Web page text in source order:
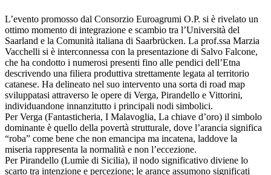
L’evento promosso dal Consorzio Euroagrumi O.P. si è rivelato un
ottimo momento di integrazione e scambio tra l’Università del
Saarland e la Comunità italiana di Saarbrücken. La prof.ssa Marzia
Vacchelli si è interconnessa con la presentazione di Salvo Falcone,
che ha condotto i numerosi presenti fino alle pendici dell’Etna
descrivendo una filiera produttiva strettamente legata al territorio
catanese. Ha delineato nel suo intervento una sorta di road map
sviluppatasi attraverso le opere di Verga, Pirandello e Vittorini,
individuandone innanzitutto i principali nodi simbolici.
Per Verga (Fantasticheria, I Malavoglia, La chiave d’oro) il simbolo
dominante è quello della povertà strutturale, dove l’arancia significa
“roba” come bene che non emancipa ma incatena, laddove la
miseria rappresenta la normalità e non l’eccezione.
Per Pirandello (Lumìe di Sicilia), il nodo significativo diviene lo
scarto tra intenzione e percezione; le arance assumono significati